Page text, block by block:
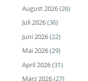
August 2026(26)
Juli 2026(36)
Juni 2026(22)
Mai 2026(29)
April 2026(31)
März 2026(27)